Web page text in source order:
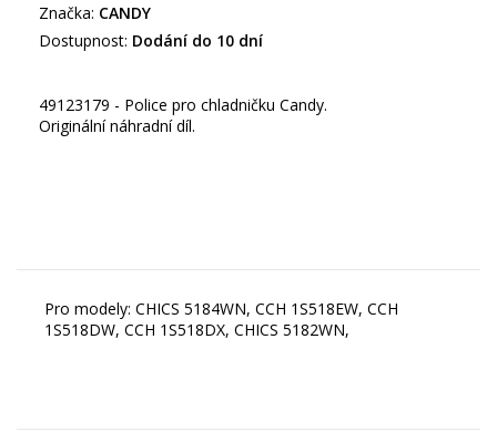
Značka: CANDY
Dostupnost: Dodání do 10 dní
49123179 - Police pro chladničku Candy.
Originální náhradní díl.
Pro modely: CHICS 5184WN, CCH 1S518EW, CCH
1S518DW, CCH 1S518DX, CHICS 5182WN,